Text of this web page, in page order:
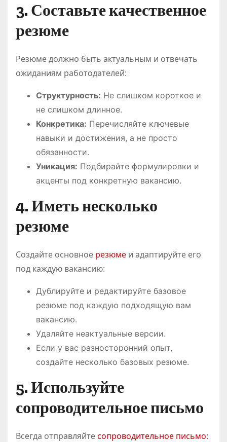
3. Составьте качественное
резюме
Резюме должно быть актуальным и отвечать
ожиданиям работодателей:
Структурность: Не слишком короткое и
не слишком длинное.
Конкретика: Перечисляйте ключевые
навыки и достижения, а не просто
обязанности.
Уникация: Подбирайте формулировки и
акценты под конкретную вакансию.
4. Иметь несколько
резюме
Создайте основное резюме и адаптируйте его
под каждую вакансию:
Дублируйте и редактируйте базовое
резюме под каждую подходящую вам
вакансию.
Удаляйте неактуальные версии.
Если у вас разносторонний опыт,
создайте несколько базовых резюме.
5. Используйте
сопроводительное письмо
Всегда отправляйтесопроводительное письмо: